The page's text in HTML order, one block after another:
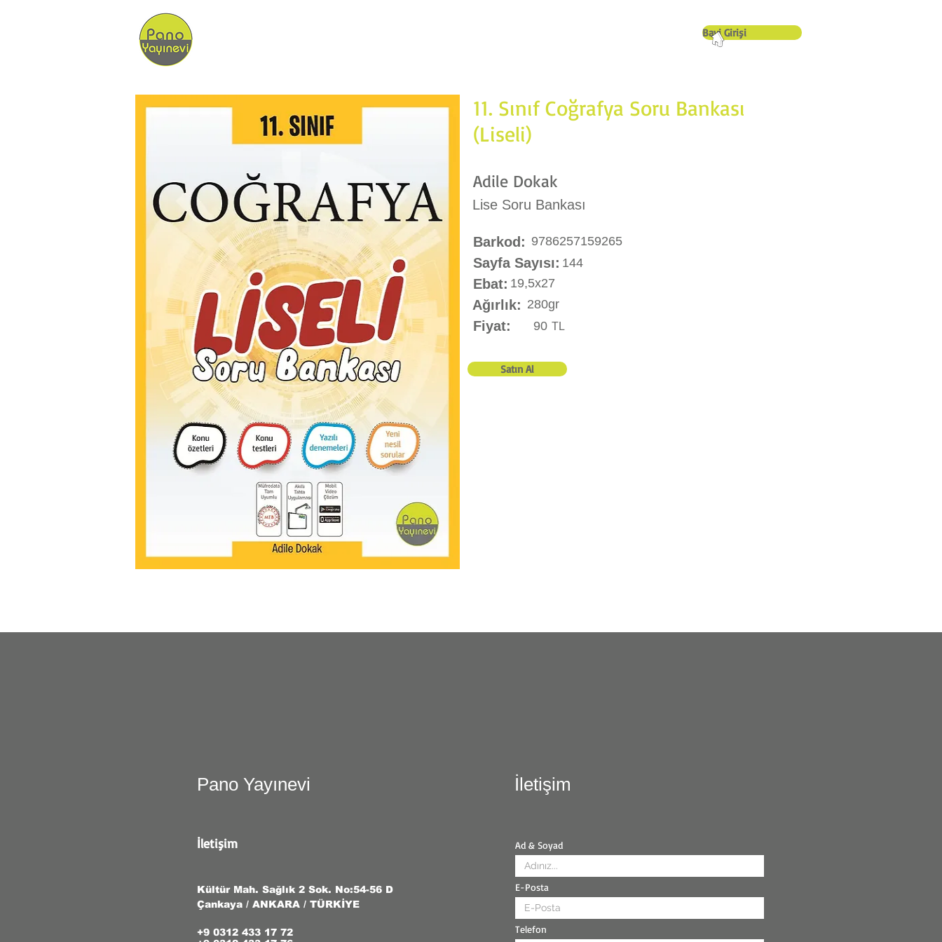
Bayi Girişi
11. Sınıf Coğrafya Soru Bankası
(Liseli)
Adile Dokak
Lise Soru Bankası
Barkod: 9786257159265
Sayfa Sayısı: 144
Ebat: 19,5x27
Ağırlık: 280gr
Fiyat: 90 TL
Satın Al
Pano Yayınevi
İletişim
Kültür Mah. Sağlık 2 Sok. No:54-56 D
Çankaya / ANKARA / TÜRKİYE
+9 0312 433 17 72
İletişim
Ad & Soyad
E-Posta
Telefon